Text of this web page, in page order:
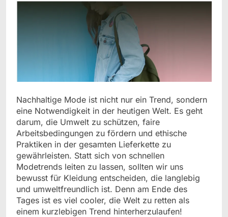
Nachhaltige Mode ist nicht nur ein Trend, sondern
eine Notwendigkeit in der heutigen Welt. Es geht
darum, die Umwelt zu schützen, faire
Arbeitsbedingungen zu fördern und ethische
Praktiken in der gesamten Lieferkette zu
gewährleisten. Statt sich von schnellen
Modetrends leiten zu lassen, sollten wir uns
bewusst für Kleidung entscheiden, die langlebig
und umweltfreundlich ist. Denn am Ende des
Tages ist es viel cooler, die Welt zu retten als
einem kurzlebigen Trend hinterherzulaufen!